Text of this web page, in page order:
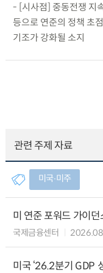
- [시사점] 중동전쟁 지
등으로 연준의 정책 초
기조가 강화될 소지
관련 주제 자료
미국∙미주
미 연준 포워드 가이
국제금융센터
미국 ‘26.2분기 GDP